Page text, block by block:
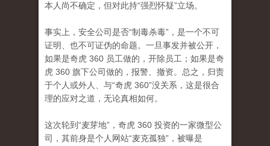
本人尚不确定，但对此持“强烈怀疑”立场。
事实上，安全公司是否“制毒杀毒”，是一个不可
证明、也不可证伪的命题。一旦事发并被公开，
如果是奇虎 360 员工做的，开除员工；如果是奇
虎 360 旗下公司做的，报警、撤资。总之，归责
于个人或外人、与“奇虎 360”没关系，这是很合
理的应对之道，无论真相如何。
这次轮到“麦芽地”，奇虎 360 投资的一家微型公
司，其前身是个人网站“麦克孤独”，被曝是